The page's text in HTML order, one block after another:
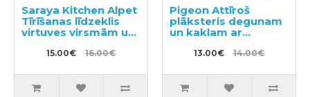
Saraya Kitchen Alpet
Tīrīšanas līdzeklis
virtuves virsmām un
traukiem 400ml
15.00€ 16.00€
Pigeon Attīroš
plāksteris degunam
un kaklam ar
eikalipta eļļu no 6+
mēnešiem 6gab
13.00€ 14.00€